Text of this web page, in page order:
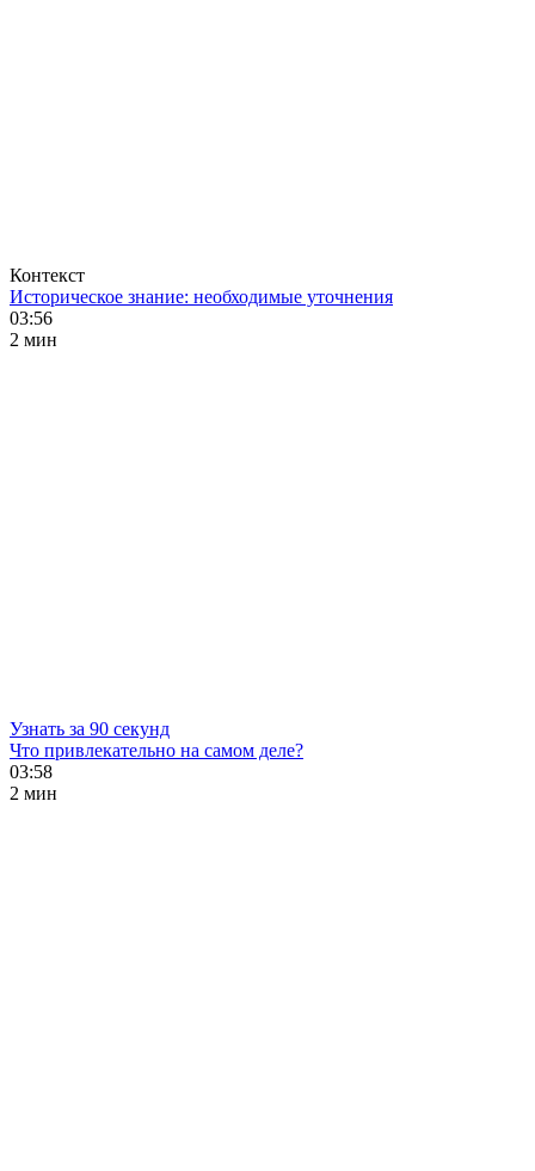
Контекст
Историческое знание: необходимые уточнения
03:56
2 мин
Узнать за 90 секунд
Что привлекательно на самом деле?
03:58
2 мин